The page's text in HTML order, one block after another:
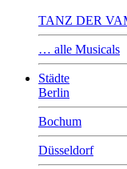
TANZ DER
… alle Musicals
Städte
Berlin
Bochum
Düsseldorf